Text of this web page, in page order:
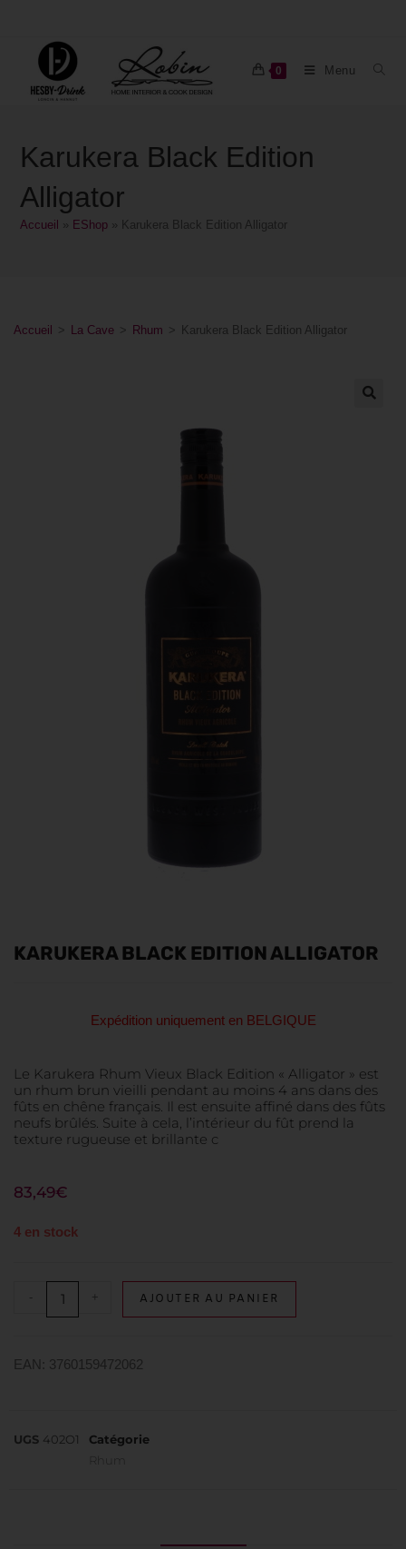
0 Menu
Karukera Black Edition
Alligator
Accueil EShop Karukera Black Edition Alligator
Accueil > La Cave > Rhum > Karukera Black Edition Alligator
KARUKERA BLACK EDITION ALLIGATOR
Expédition uniquement en BELGIQUE
Le Karukera Rhum Vieux Black Edition « Alligator » est
un rhum brun vieilli pendant au moins 4 ans dans des
fûts en chêne français. Il est ensuite affiné dans des fûts
neufs brûlés. Suite à cela, l’intérieur du fût prend la
texture rugueuse et brillante c
83,49€
4 en stock
- + AJOUTER AU PANIER
EAN: 3760159472062
UGS 402O1
Catégorie